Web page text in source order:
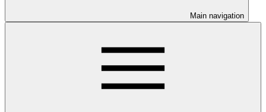
Main navigation